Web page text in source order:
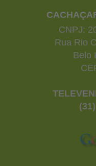
CNPJ:
Rua Rio
Belo